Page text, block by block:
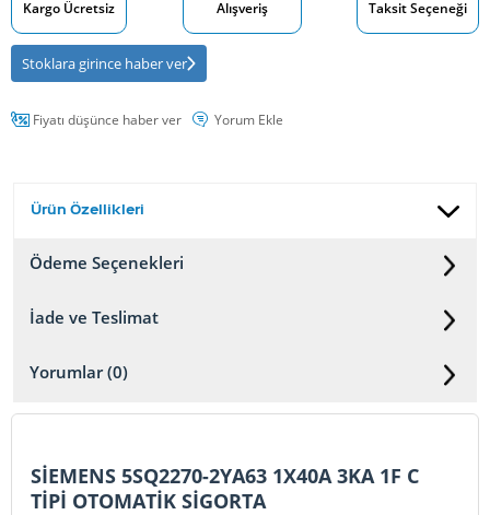
Kargo Ücretsiz
Alışveriş
Taksit Seçeneği
Stoklara girince haber ver
Fiyatı düşünce haber ver Yorum Ekle
Ürün Özellikleri
Ödeme Seçenekleri
İade ve Teslimat
Yorumlar (0)
SİEMENS 5SQ2270-2YA63 1X40A 3KA 1F C
TİPİ OTOMATİK SİGORTA